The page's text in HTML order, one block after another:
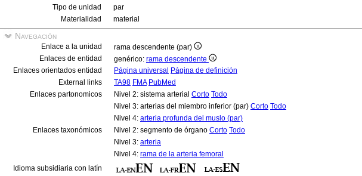
Tipo de unidad
par
Materialidad
material
Navegación
Enlace a la unidad
rama descendente (par)
Enlaces de entidad
genérico: rama descendente
Enlaces orientados entidad
Página universal Página de definición
External links
TA98 FMA PubMed
Enlaces partonomicos
Nivel 2: sistema arterial Corto Todo
Nivel 3: arterias del miembro inferior (par) Corto Todo
Nivel 4: arteria profunda del muslo (par)
Enlaces taxonómicos
Nivel 2: segmento de órgano Corto Todo
Nivel 3: arteria
Nivel 4: rama de la arteria femoral
Idioma subsidiaria con latín